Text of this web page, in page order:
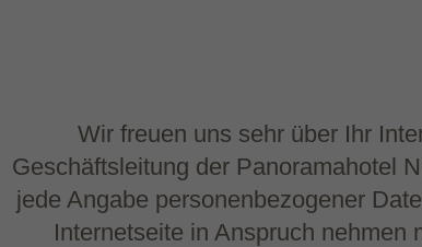
Wir freuen uns sehr über Ihr
Geschäftsleitung der Panoramahotel
jede Angabe personenbezogener
Internetseite in Anspruch nehmen